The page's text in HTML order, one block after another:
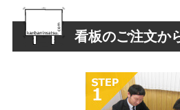
看板のご注文か